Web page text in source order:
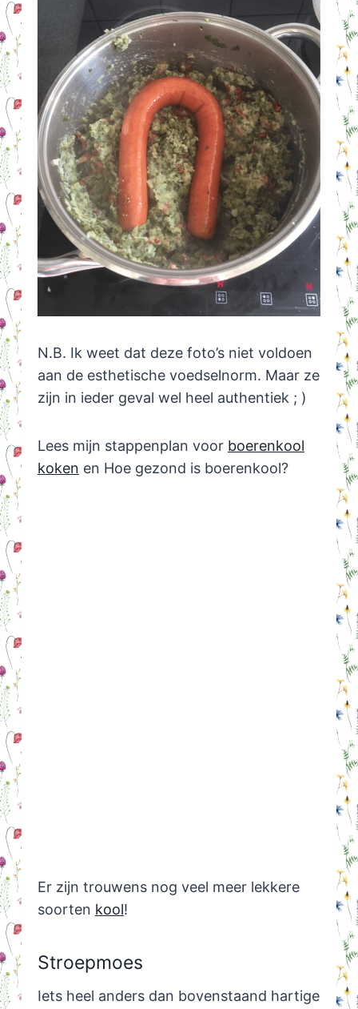
N.B. Ik weet dat deze foto’s niet voldoen
aan de esthetische voedselnorm. Maar ze
zijn in ieder geval wel heel authentiek ; )
Lees mijn stappenplan voor boerenkool
koken en Hoe gezond is boerenkool?
Er zijn trouwens nog veel meer lekkere
soorten kool!
Stroepmoes
Iets heel anders dan bovenstaand hartige